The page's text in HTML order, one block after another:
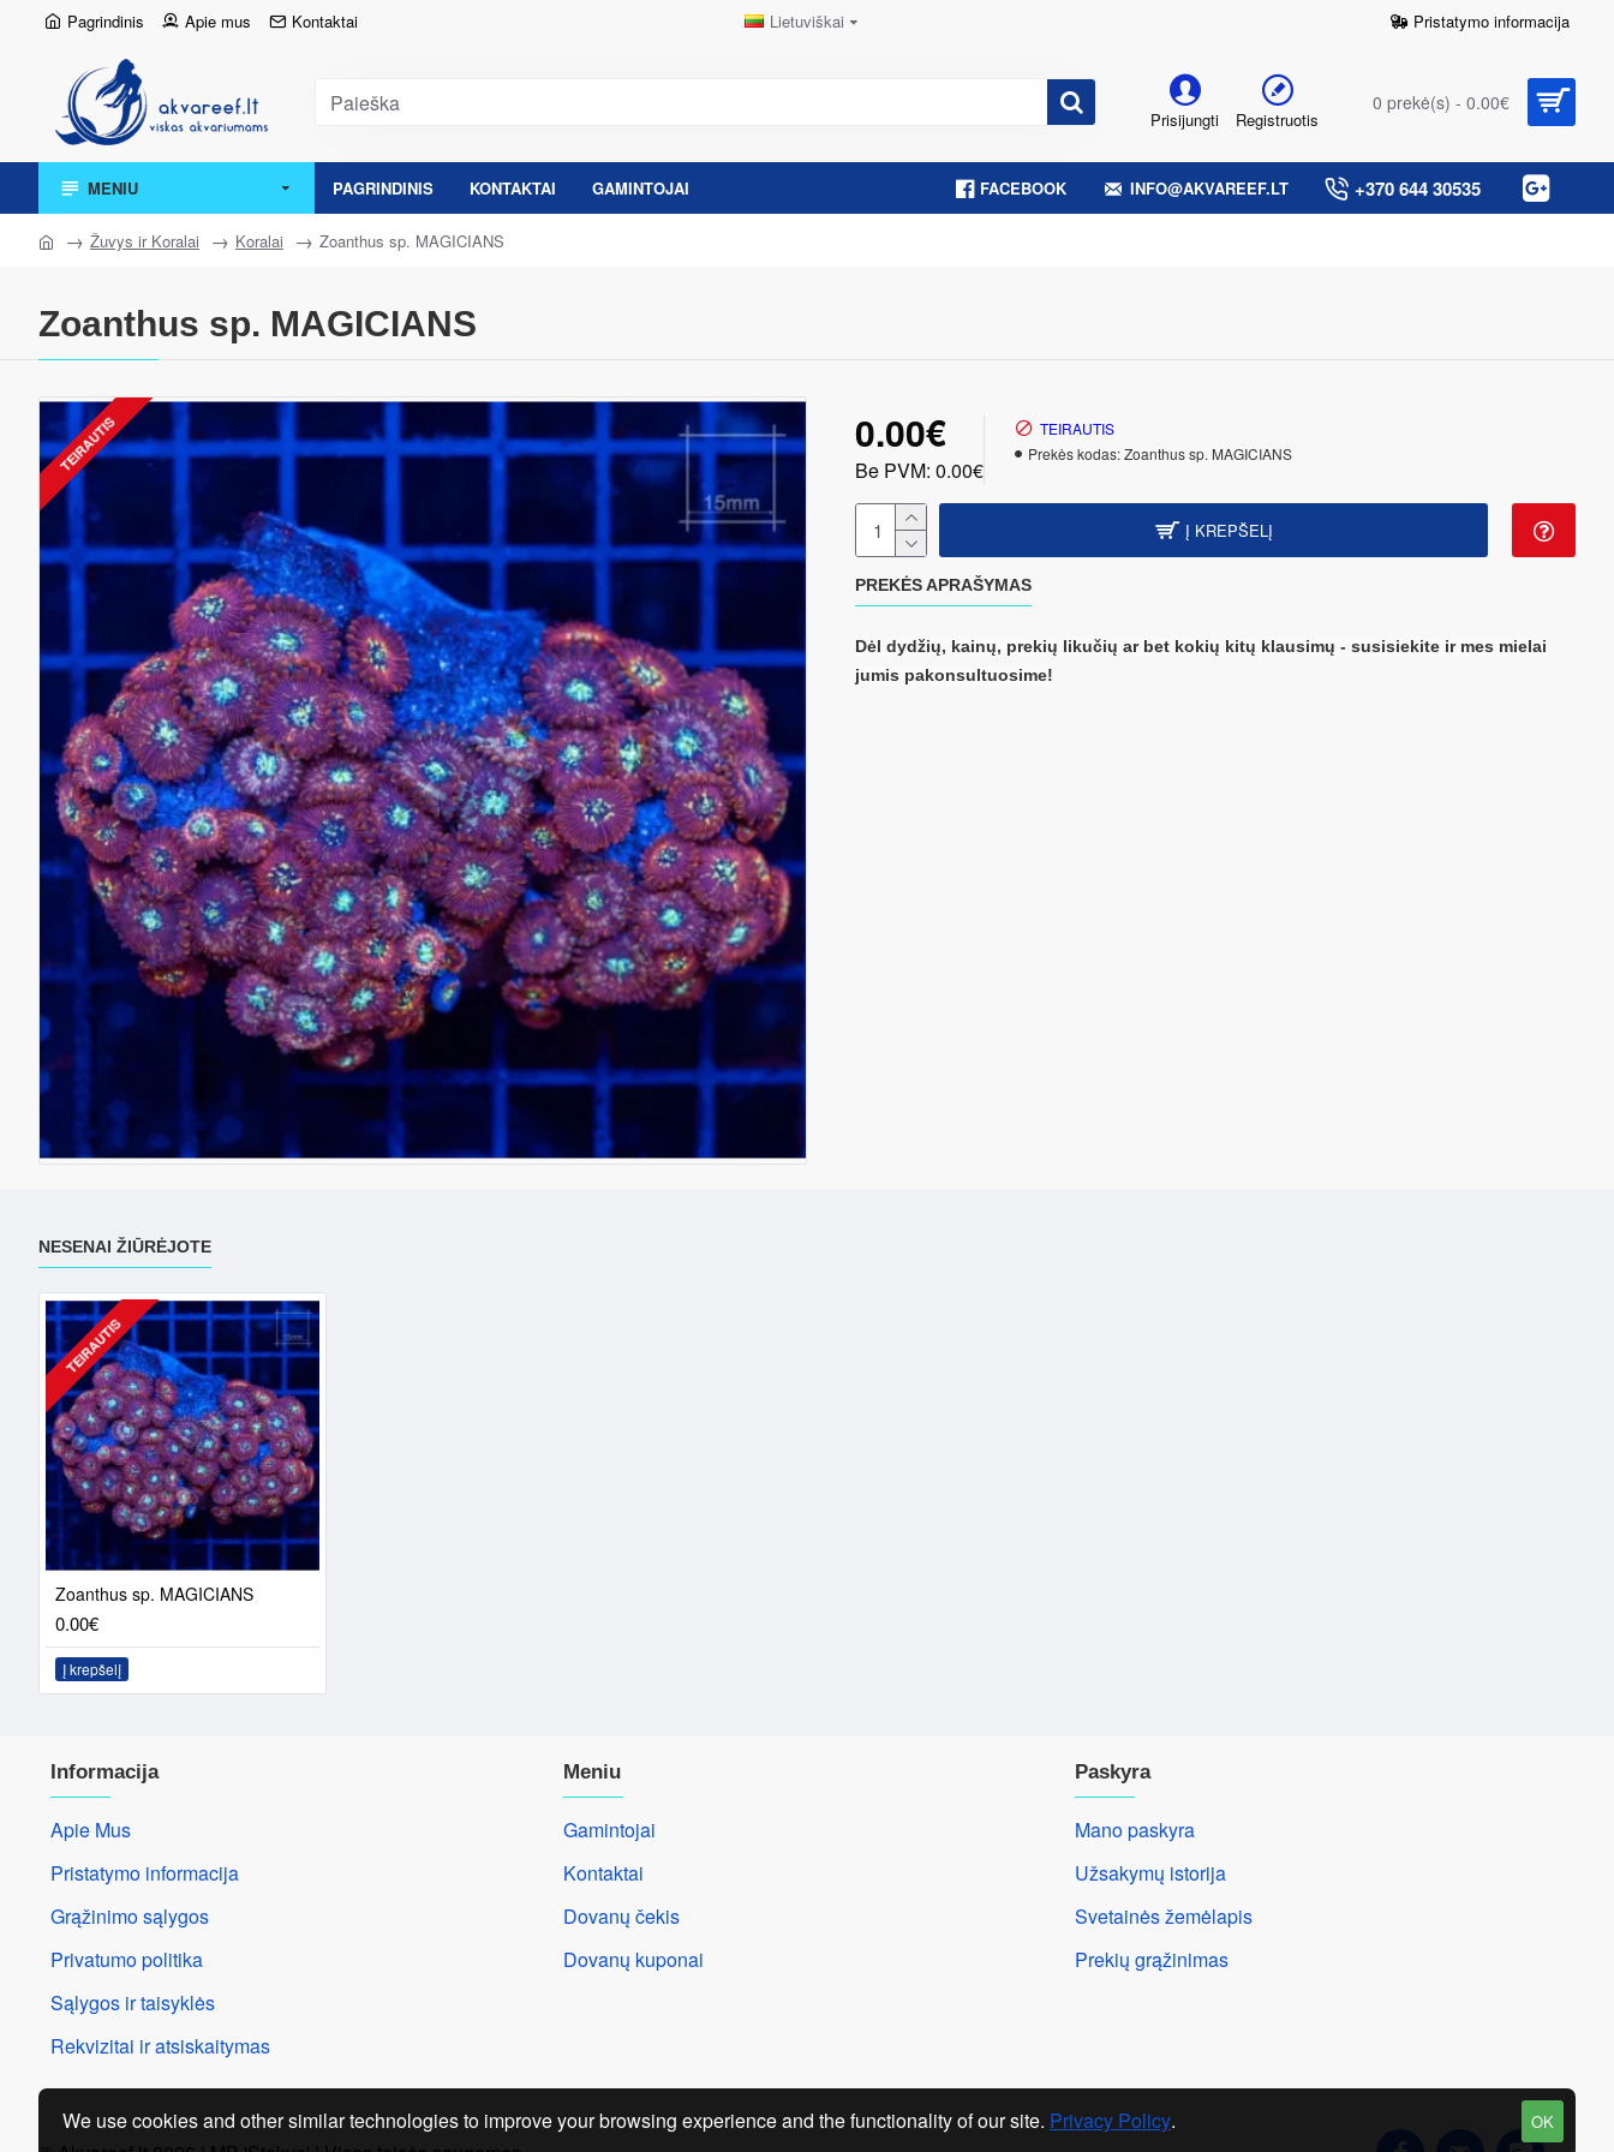
Pagrindinis Apie mus Kontaktai Lietuviškai Pristatymo informacija
Prisijungti Registruotis
0 prekė(s) - 0.00€
MENIU PAGRINDINIS KONTAKTAI GAMINTOJAI FACEBOOK INFO@AKVAREEF.LT +370 644 30535
Žuvys ir Koralai Koralai Zoanthus sp. MAGICIANS
Zoanthus sp. MAGICIANS
TEIRAUTIS 0.00€
Be PVM: 0.00€
TEIRAUTIS
Prekės kodas:Zoanthus sp. MAGICIANS
Į KREPŠELĮ
PREKĖS APRAŠYMAS
Dėl dydžių, kainų, prekių likučių ar bet kokių kitų klausimų - susisiekite ir mes mielai
jumis pakonsultuosime!
NESENAI ŽIŪRĖJOTE
TEIRAUTIS
Zoanthus sp. MAGICIANS
0.00€
Į krepšelį
Informacija
Apie Mus
Pristatymo informacija
Grąžinimo sąlygos
Privatumo politika
Sąlygos ir taisyklės
Rekvizitai ir atsiskaitymas
Meniu
Gamintojai
Kontaktai
Dovanų čekis
Dovanų kuponai
Paskyra
Mano paskyra
Užsakymų istorija
Svetainės žemėlapis
Prekių grąžinimas
OK
We use cookies and other similar technologies to improve your browsing experience and the functionality of our site. Privacy Policy.